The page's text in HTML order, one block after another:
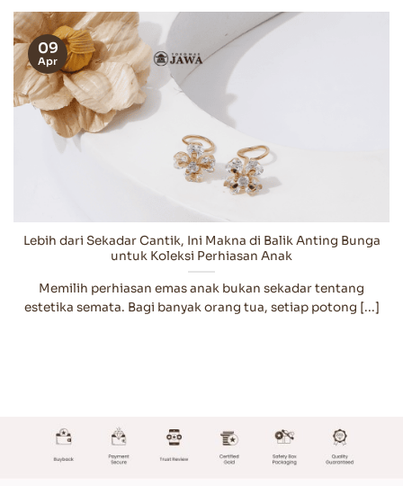
Lebih dari Sekadar Cantik, Ini Makna di Balik Anting Bunga
untuk Koleksi Perhiasan Anak
Memilih perhiasan emas anak bukan sekadar tentang
estetika semata. Bagi banyak orang tua, setiap potong [...]
09
Apr